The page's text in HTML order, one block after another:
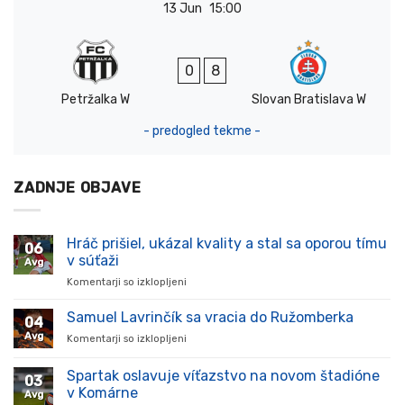
13 Jun 15:00
Petržalka W
0 8
Slovan Bratislava W
- predogled tekme -
ZADNJE OBJAVE
06
Avg
Hráč prišiel, ukázal kvality a stal sa oporou tímu
v súťaži
Komentarji so izklopljeni
prišiel,
stal
04
Avg
Samuel Lavrinčík sa vracia do Ružomberka
Komentarji so izklopljeni
Lavrinčík
sa
03
Avg
Spartak oslavuje víťazstvo na novom štadióne
v Komárne